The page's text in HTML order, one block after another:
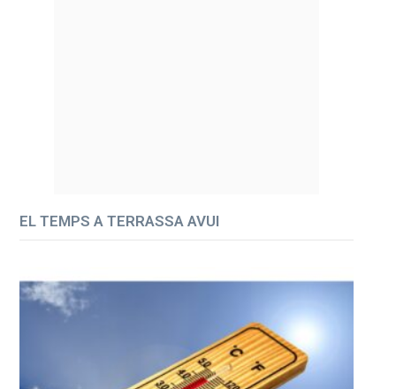
EL TEMPS A TERRASSA AVUI